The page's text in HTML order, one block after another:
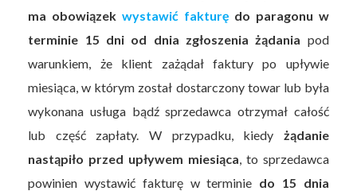
ma obowiązek wystawić fakturę do paragonu w
terminie 15 dni od dnia zgłoszenia żądania pod
warunkiem, że klient zażądał faktury po upływie
miesiąca, w którym został dostarczony towar lub była
wykonana usługa bądź sprzedawca otrzymał całość
lub część zapłaty. W przypadku, kiedy żądanie
nastąpiło przed upływem miesiąca , to sprzedawca
powinien wystawić fakturę w terminie do 15 dnia